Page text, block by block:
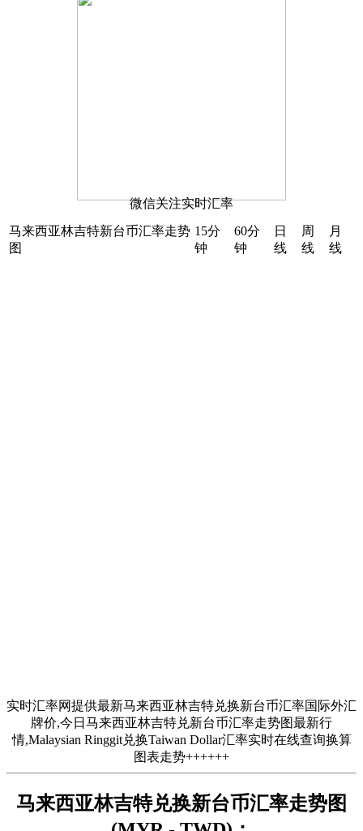
微信关注实时汇率
马来西亚林吉特新台币汇率走势
图
15分
钟
60分
钟
日
线
周
线
月
线
实时汇率网提供最新马来西亚林吉特兑换新台币汇率国际外汇
牌价,今日马来西亚林吉特兑新台币汇率走势图最新行
情,Malaysian Ringgit兑换Taiwan Dollar汇率实时在线查询换算
图表走势++++++
马来西亚林吉特兑换新台币汇率走势图